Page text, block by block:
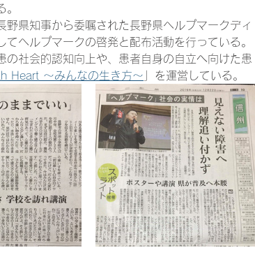
。
県知事から委嘱された長野県ヘルプマークディ
てヘルプマークの啓発と配布活動を行っている。
の社会的認知向上や、患者自身の自立へ向けた患
Heart ～みんなの生き方～ 」を運営している。